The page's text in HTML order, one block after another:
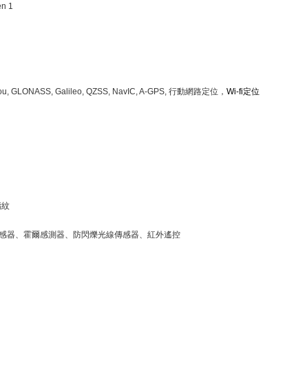
1
GLONASS, Galileo, QZSS, NavIC, A-GPS,行動網路定位，Wi-fi定位
紋
器、霍爾感測器、防閃爍光線傳感器、紅外遙控